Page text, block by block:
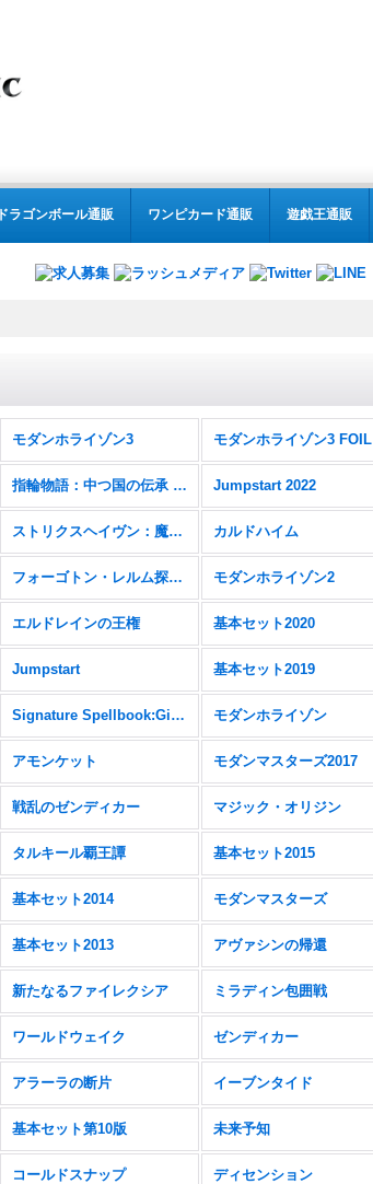
ドラゴンボール通販 ワンピカード通販 遊戯王通販
モダンホライゾン3 モダンホライゾン3 FOIL
指輪物語：中つ国の伝承 FOIL Jumpstart 2022
ストリクスヘイヴン：魔法学院 FOIL カルドハイム
フォーゴトン・レルム探訪 統率者デッキ モダンホライゾン2
エルドレインの王権 基本セット2020
Jumpstart 基本セット2019
Signature Spellbook:Gideon モダンホライゾン
アモンケット モダンマスターズ2017
戦乱のゼンディカー マジック・オリジン
タルキール覇王譚 基本セット2015
基本セット2014 モダンマスターズ
基本セット2013 アヴァシンの帰還
新たなるファイレクシア ミラディン包囲戦
ワールドウェイク ゼンディカー
アラーラの断片 イーブンタイド
基本セット第10版 未来予知
コールドスナップ ディセンション